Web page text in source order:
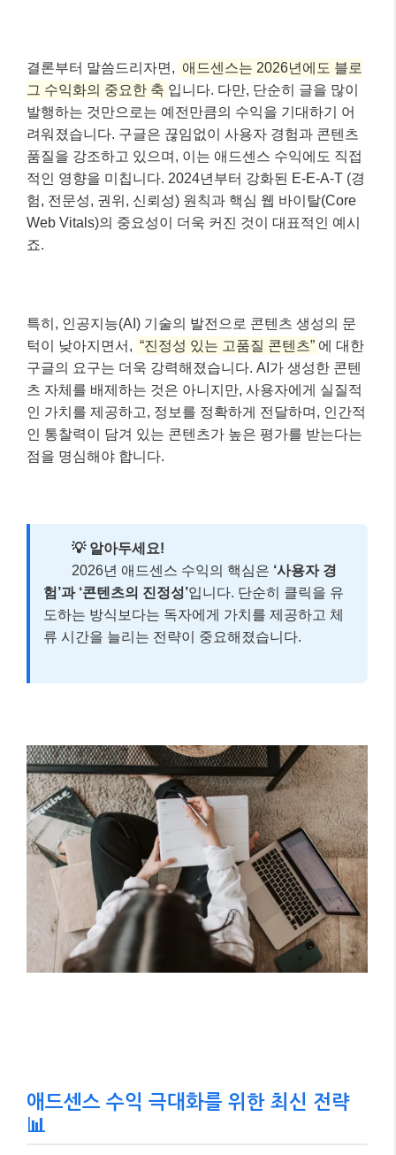
결론부터 말씀드리자면, 애드센스는 2026년에도 블로
그 수익화의 중요한 축 입니다. 다만, 단순히 글을 많이
발행하는 것만으로는 예전만큼의 수익을 기대하기 어
려워졌습니다. 구글은 끊임없이 사용자 경험과 콘텐츠
품질을 강조하고 있으며, 이는 애드센스 수익에도 직접
적인 영향을 미칩니다. 2024년부터 강화된 E-E-A-T (경
험, 전문성, 권위, 신뢰성) 원칙과 핵심 웹 바이탈(Core
Web Vitals)의 중요성이 더욱 커진 것이 대표적인 예시
죠.
특히, 인공지능(AI) 기술의 발전으로 콘텐츠 생성의 문
턱이 낮아지면서, “진정성 있는 고품질 콘텐츠” 에 대한
구글의 요구는 더욱 강력해졌습니다. AI가 생성한 콘텐
츠 자체를 배제하는 것은 아니지만, 사용자에게 실질적
인 가치를 제공하고, 정보를 정확하게 전달하며, 인간적
인 통찰력이 담겨 있는 콘텐츠가 높은 평가를 받는다는
점을 명심해야 합니다.
💡 알아두세요!
2026년 애드센스 수익의 핵심은 ‘사용자 경
험’과 ‘콘텐츠의 진정성’입니다. 단순히 클릭을 유
도하는 방식보다는 독자에게 가치를 제공하고 체
류 시간을 늘리는 전략이 중요해졌습니다.
애드센스 수익 극대화를 위한 최신 전략
📊